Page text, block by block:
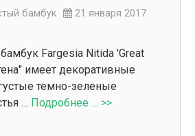
бамбук
21 января 2017
Fargesia Nitida 'Great
имеет декоративные
темно-зеленые
… Подробнее … >>